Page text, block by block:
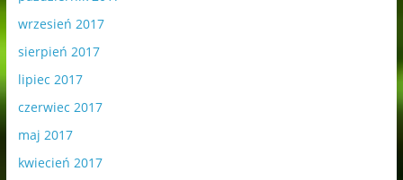
wrzesień 2017
sierpień 2017
lipiec 2017
czerwiec 2017
maj 2017
kwiecień 2017